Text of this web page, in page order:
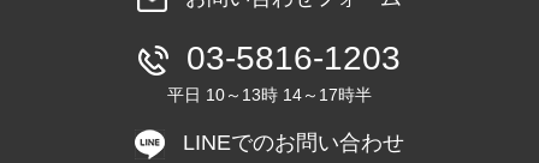
03-5816-1203
平日 10～13時 14～17時半
LINEでのお問い合わせ